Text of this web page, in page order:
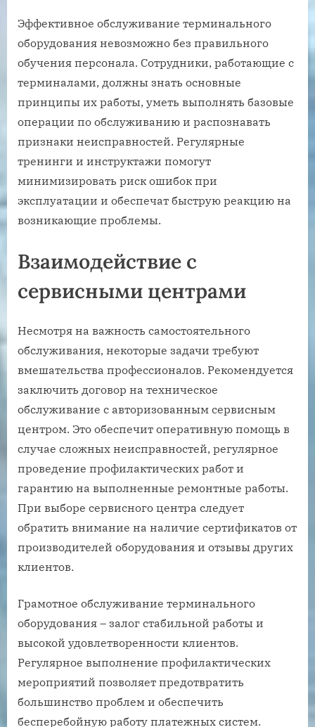
Эффективное обслуживание терминального
оборудования невозможно без правильного
обучения персонала. Сотрудники, работающие с
терминалами, должны знать основные
принципы их работы, уметь выполнять базовые
операции по обслуживанию и распознавать
признаки неисправностей. Регулярные
тренинги и инструктажи помогут
минимизировать риск ошибок при
эксплуатации и обеспечат быструю реакцию на
возникающие проблемы.
Взаимодействие с
сервисными центрами
Несмотря на важность самостоятельного
обслуживания, некоторые задачи требуют
вмешательства профессионалов. Рекомендуется
заключить договор на техническое
обслуживание с авторизованным сервисным
центром. Это обеспечит оперативную помощь в
случае сложных неисправностей, регулярное
проведение профилактических работ и
гарантию на выполненные ремонтные работы.
При выборе сервисного центра следует
обратить внимание на наличие сертификатов от
производителей оборудования и отзывы других
клиентов.
Грамотное обслуживание терминального
оборудования – залог стабильной работы и
высокой удовлетворенности клиентов.
Регулярное выполнение профилактических
мероприятий позволяет предотвратить
большинство проблем и обеспечить
бесперебойную работу платежных систем.